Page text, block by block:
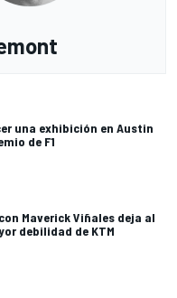
una exhibición en Austin
de F1
Maverick Viñales deja al
debilidad de KTM